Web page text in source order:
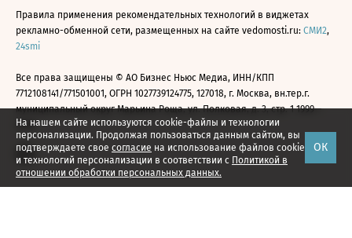
На нашем сайте используются cookie-файлы и технологии
персонализации. Продолжая пользоваться данным сайтом, вы
подтверждаете свое согласие на использование файлов cookie
и технологий персонализации в соответствии с Политикой в
отношении обработки персональных данных.
ОК
Правила применения рекомендательных технологий в виджетах
рекламно-обменной сети, размещенных на сайте vedomosti.ru: СМИ2,
24smi
Все права защищены © АО Бизнес Ньюс Медиа, ИНН/КПП
7712108141/771501001, ОГРН 1027739124775, 127018, г. Москва, вн.тер.г.
муниципальный округ Марьина Роща, ул. Полковая, д. 3, стр. 1 1999—
2026